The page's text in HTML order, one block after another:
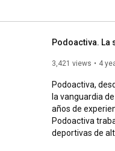
Podoactiva. La
3,421 views 4
Podoactiva,
la vanguardia
años de
Podoactiva
deportivas de